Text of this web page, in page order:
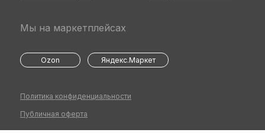
Политика конфиденциальности
Публичная оферта
Мы на маркетплейсах
Ozon Яндекс.Маркет